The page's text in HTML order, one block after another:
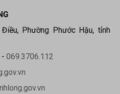
Phường Phước Hậu, tỉnh
- 069.3706.112